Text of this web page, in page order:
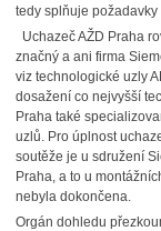
tedy splňuje
Uchazeč AŽD Praha
značný a ani firma
viz technologické uzly
dosažení co nejvyšší
Praha také
uzlů. Pro úplnost
soutěže je u sdružení
Praha, a to u
nebyla dokončena.
Orgán dohledu